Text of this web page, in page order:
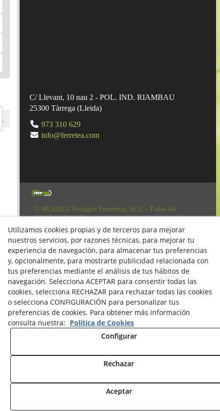
C/ Llevant, 10 nau 2 - POL. IND. RIAMBAU
25300 Tàrrega(Lleida)
973 310 629
info@ferretea.com
© 08/2026 L'Hexàgon Ferreteria, SLU - Todos los
derechos reservados.
Aviso Legal
Política de Redes Sociales
Clausula Mail y Factura
Condiciones de compra
Derecho de desestimiento
Política de Privacidad
Política de cookies
Utilizamos cookies propias y de terceros para mejorar
nuestros servicios, por razones técnicas, para mejorar tu
experiencia de navegación, para almacenar tus preferencias
y, opcionalmente, para mostrarte publicidad relacionada con
tus preferencias mediante el análisis de tus hábitos de
navegación. Selecciona ACEPTAR para consentir todas las
cookies, selecciona RECHAZAR para rechazar todas las cookies
o selecciona CONFIGURACIÓN para personalizar tus
preferencias de cookies. Para obtener más información
consulta nuestra: Política de Cookies
Configurar
Rechazar
Aceptar